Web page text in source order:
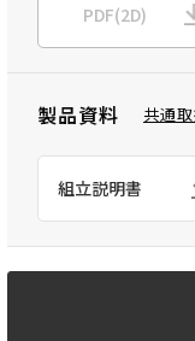
PDF(2D)
製品資料 共通
組立説明書